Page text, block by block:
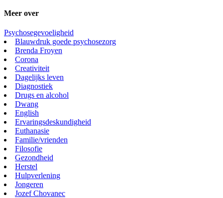
Meer over
Psychosegevoeligheid
Blauwdruk goede psychosezorg
Brenda Froyen
Corona
Creativiteit
Dagelijks leven
Diagnostiek
Drugs en alcohol
Dwang
English
Ervaringsdeskundigheid
Euthanasie
Familie/vrienden
Filosofie
Gezondheid
Herstel
Hulpverlening
Jongeren
Jozef Chovanec